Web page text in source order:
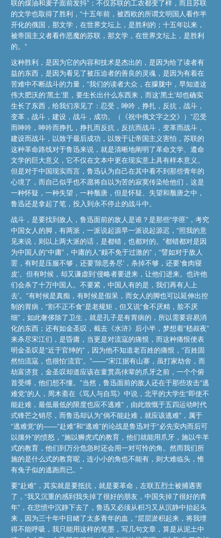
联的煤油和麦子面前发抖”；不仅苏联的工农都变了样，而且苏联
的文学也取得了胜利，“十五年前，被西欧的所谓文明国人看作半
开化的俄国，那文学，在世界文坛上，是胜利的；十五年以来，
被帝国主义者看作恶魔的苏联，那文学，在世界文坛上，是胜利
的。”
这种胜利，是因为它的内容和技术是杰出的，是因为给了读者有
益的东西，是因为看见了被压迫者的善良的灵魂，是因为有着在
苦难中不断战斗的力量，“我们的读者大众，在朦胧中，早知道这
伟大肥沃的‘黑土’里，要生长出什么东西来，而这‘黑土’却也确实
生长了东西，给我们亲见了：忍受，呻吟，挣扎，反抗，战斗，
变革，战斗，建设，战斗，成功。（《祝中俄文字之交》）”忍受
而呻吟，呻吟而挣扎，挣扎而反抗，反抗而战斗，变革而战斗，
建设而战斗，以致于最后成功，以致于让帝国主义害怕，苏联的
这种革命路线对于鲁迅来说，就是清晰地阐明了革命文学、遵命
文学的巨大意义，它不仅在文本中更在现实意上具有样本意义。
但是对于中国现实而言，鲁迅认为自己在其中看不到那些青年的
心境了，而自己似乎也不愿将自以为苦的寂寞传染给他们，这是
一种怀疑，一种失望，一种颓唐，但是怀疑、失望和颓唐之中，
鲁迅还是拿起了笔，投入到永不停止的战斗中。
战斗，是要找到敌人，鲁迅面前的敌人是谁？是那些“学匪”，考究
中国女人的脚，有两派，一派说起源早一派说起源迟，“照我的意
见来说，则以上两大派的话，是都错，也都对的。”都错都对是因
为中国人的“中庸”，中庸的人“颇不免于过激的”，“譬如对于敌人
罢，有时是压服不够，还要‘除恶务尽’，杀掉不够，还要‘食肉寝
皮’。但有时候，却又谦虚到‘侵略者要进来，让他们进来。也许他
们会杀了十万中国人。不要紧，中国人有的是，我们再有人上
去’。”有时候是真痴，有时候是假呆，而女人的脚也可以延伸出控
制的胃病，“割不正不食”是老规矩，但又说“食不厌精，脍不厌
细”，如此奢侈除了卫生，就是孔子是有胃病的，所以需要容易消
化的东西；还有如金圣叹，截去《水浒》后小半，梦想着“嵇叔夜”
来杀尽宋江们，是昏庸，当更是对流寇的痛恨，而这种痛恨便表
明金圣叹是“近于官绅的”，因为他不知道老百姓的痛恨，“百姓固
然怕流寇，也很怕‘流官’。”——“宋江据有山寨，虽打家劫舍，而
劫富济贫，金圣叹却道应该在童贯高俅辈的爪牙之前，一个个俯
首受缚，他们想不懂。”当然，鲁迅面前的敌人还在于那些攻击“逃
难党”的人，周木斋在《骂人与自骂》中说，北平的大学生“即使不
能赴难，最低最低的限度也应不逃难”，由此致慨于五四运动时代
式锋芒之销尽，而鲁迅却认为“倘不能赴难，就应该逃难”，属于
“逃难党”的——“赴难”和“逃难”的论战是鲁迅对于“必先安内而后可
以攘外”的愤怒，“施以狮虎式的教育，他们就能用爪牙，施以牛羊
式的教育，他们到万分危急时还会用一对可怜的角。然而我们所
施的是什么式的教育呢，连小小的角也不能有，则大难临头，惟
有兔子似的逃跑而已。”
要“赴难”，其实就是要抵抗，就是要革命，左联五烈士被捕遇害
了，“我又沉重的感到我失掉了很好的朋友，中国失掉了很好的青
年”，在悲愤中沉静下去了，鲁迅又必须从积习又从沉静中抬起头
来，因为三十年中目睹了太多青年的血，“层层淤积起来，将我埋
得不能呼吸，我只能用这样的笔墨，写几句文章，算是从泥土中